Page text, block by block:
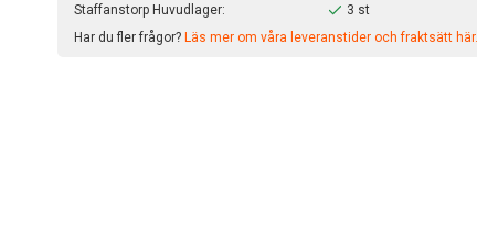
Staffanstorp Huvudlager:
3 st
Har du fler frågor?Läs mer om våra leveranstider och fraktsätt här.